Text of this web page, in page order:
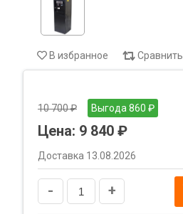
В избранное Сравнить
10 700 ₽ Выгода 860 ₽
Цена: 9 840 ₽
Доставка 13.08.2026
- +